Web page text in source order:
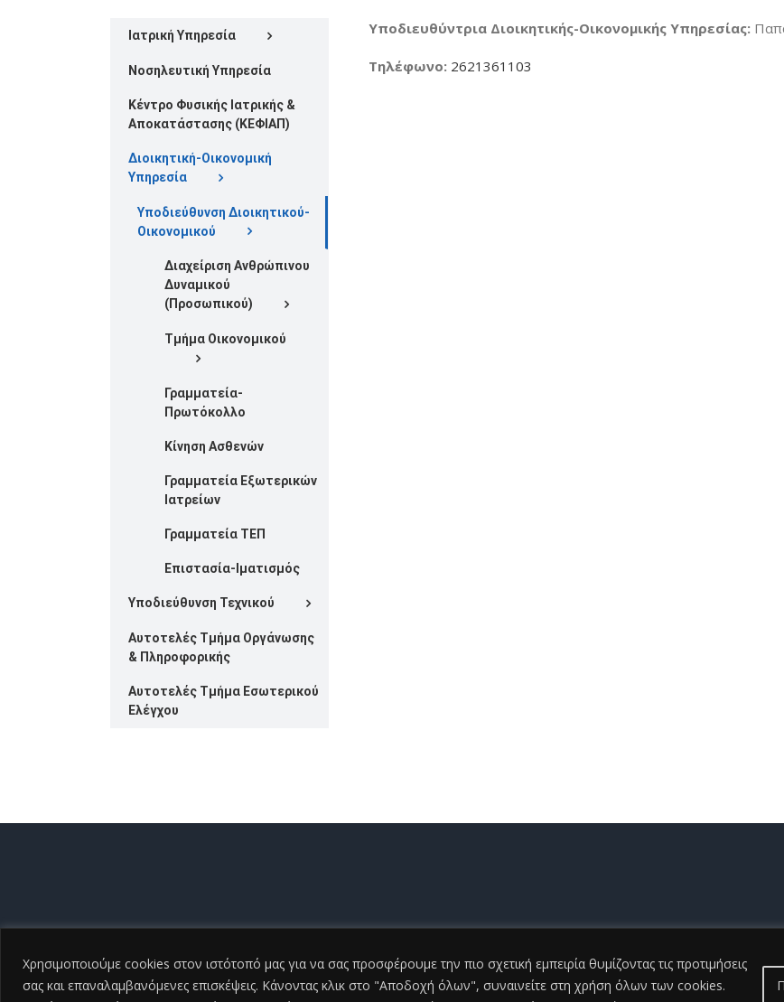
Χρησιμοποιούμε cookies στον ιστότοπό μας για να σας προσφέρουμε την πιο σχετική εμπειρία θυμίζοντας τις προτιμήσεις
σας και επαναλαμβανόμενες επισκέψεις. Κάνοντας κλικ στο "Αποδοχή όλων", συναινείτε στη χρήση όλων των cookies.
Ιατρική Υπηρεσία
Νοσηλευτική Υπηρεσία
Κέντρο Φυσικής Ιατρικής &
Αποκατάστασης (ΚΕΦΙΑΠ)
Διοικητική-Οικονομική
Υπηρεσία
Υποδιεύθυνση Διοικητικού-
Οικονομικού
Διαχείριση Ανθρώπινου
Δυναμικού
(Προσωπικού)
Τμήμα Οικονομικού
Γραμματεία-
Πρωτόκολλο
Κίνηση Ασθενών
Γραμματεία Εξωτερικών
Ιατρείων
Γραμματεία ΤΕΠ
Επιστασία-Ιματισμός
Υποδιεύθυνση Τεχνικού
Αυτοτελές Τμήμα Οργάνωσης
& Πληροφορικής
Αυτοτελές Τμήμα Εσωτερικού
Ελέγχου
Υποδιευθύντρια Διοικητικής-Οικονομικής Υπηρεσίας:
Τηλέφωνο: 2621361103
Copyright ©2026 Γενικό Νοσοκομείο Ηλείας |All Rights Reserved2026 |
Facebook